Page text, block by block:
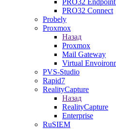
PRO32
PRO32 Connect
Probely
Proxmox
Назад
Proxmox
Mail Gateway
Virtual
PVS-Studio
Rapid7
RealityCapture
Назад
RealityCapture
Enterprise
RuSIEM